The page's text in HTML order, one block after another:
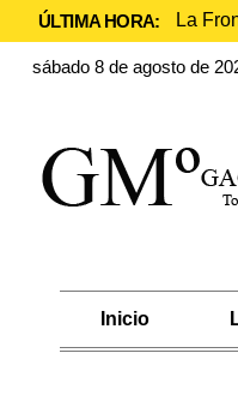
ÚLTIMA HORA: La
sábado 8 de agosto de
Inicio